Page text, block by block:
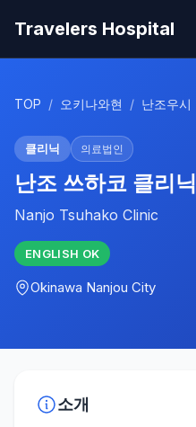
Travelers Hospital
TOP / 오키나와현 / 난조우시
클리닉 의료법인
난조 쓰하코 클리닉
Nanjo Tsuhako Clinic
ENGLISH OK
Okinawa Nanjou City
소개